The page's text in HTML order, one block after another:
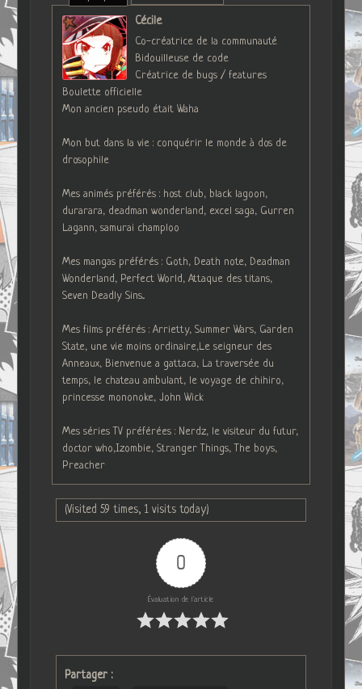
Cécile
Co-créatrice de la communauté
Bidouilleuse de code
Créatrice de bugs / features
Boulette officielle
Mon ancien pseudo était Waha
Mon but dans la vie : conquérir le monde à dos de
drosophile
Mes animés préférés : host club, black lagoon,
durarara, deadman wonderland, excel saga, Gurren
Lagann, samurai champloo
Mes mangas préférés : Goth, Death note, Deadman
Wonderland, Perfect World, Attaque des titans,
Seven Deadly Sins...
Mes films préférés : Arrietty, Summer Wars, Garden
State, une vie moins ordinaire,Le seigneur des
Anneaux, Bienvenue a gattaca, La traversée du
temps, le chateau ambulant, le voyage de chihiro,
princesse mononoke, John Wick
Mes séries TV préférées : Nerdz, le visiteur du futur,
doctor who,Izombie, Stranger Things, The boys,
Preacher
(Visited 59 times, 1 visits today)
0
Évaluation de l'article
Partager :